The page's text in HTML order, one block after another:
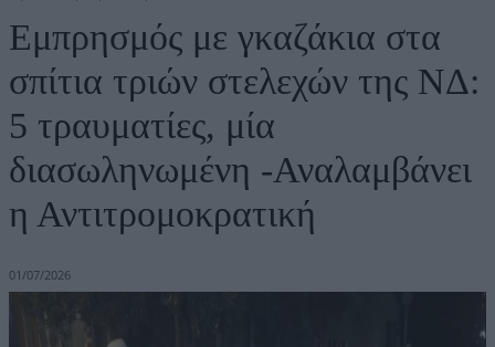
Εμπρησμός με γκαζάκια στα
σπίτια τριών στελεχών της ΝΔ:
5 τραυματίες, μία
διασωληνωμένη -Αναλαμβάνει
η Αντιτρομοκρατική
01/07/2026